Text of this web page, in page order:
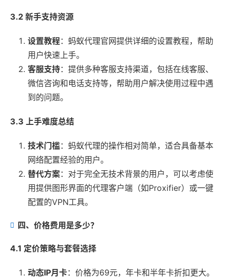
3.2 新手支持资源
设置教程：蚂蚁代理官网提供详细的设置教程，帮助
用户快速上手。
客服支持：提供多种客服支持渠道，包括在线客服、
微信咨询和电话支持等，帮助用户解决使用过程中遇
到的问题。
3.3 上手难度总结
技术门槛：蚂蚁代理的操作相对简单，适合具备基本
网络配置经验的用户。
替代方案：对于完全无技术背景的用户，可以考虑使
用提供图形界面的代理客户端（如Proxifier）或一键
配置的VPN工具。
四、价格费用是多少？
4.1 定价策略与套餐选择
动态IP月卡：价格为69元，年卡和半年卡折扣更大。